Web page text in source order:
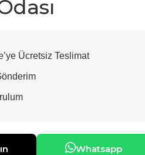
Ücretsiz Teslimat
Whatsapp